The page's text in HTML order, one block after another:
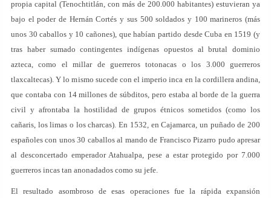
propia capital (Tenochtitlán, con más de 200.000 habitantes) estuvieran ya
bajo el poder de Hernán Cortés y sus 500 soldados y 100 marineros (más
unos 30 caballos y 10 cañones), que habían partido desde Cuba en 1519 (y
tras haber sumado contingentes indígenas opuestos al brutal dominio
azteca, como el millar de guerreros totonacas o los 3.000 guerreros
tlaxcaltecas). Y lo mismo sucede con el imperio inca en la cordillera andina,
que contaba con 14 millones de súbditos, pero estaba al borde de la guerra
civil y afrontaba la hostilidad de grupos étnicos sometidos (como los
cañaris, los limas o los charcas). En 1532, en Cajamarca, un puñado de 200
españoles con unos 30 caballos al mando de Francisco Pizarro pudo apresar
al desconcertado emperador Atahualpa, pese a estar protegido por 7.000
guerreros incas tan anonadados como su jefe.
El resultado asombroso de esas operaciones fue la rápida expansión